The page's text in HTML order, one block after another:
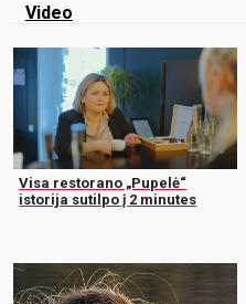
Video
Visa restorano „Pupelė“
istorija sutilpo į 2 minutes